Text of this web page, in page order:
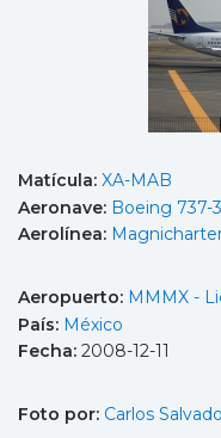
Matícula: XA-MAB
Aeronave: Boeing 737-
Aerolínea:
Aeropuerto: MMMX -
País: México
Fecha: 2008-12-11
Foto por: Carlos